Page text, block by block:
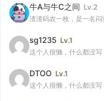
牛A与牛C之间 Lv.2
渣渣码农一枚，是一名
sg1235 Lv.1
这个人很懒，什么都没写
DTOO Lv.1
这个人很懒，什么都没写